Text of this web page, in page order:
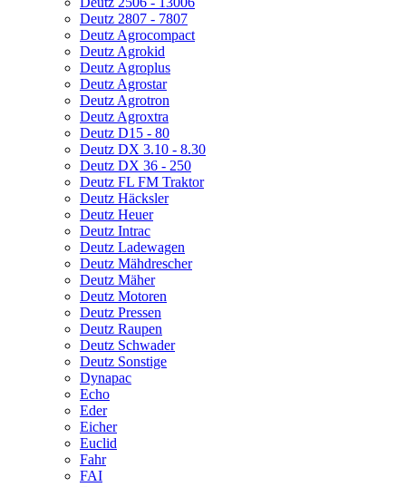
Deutz 2807 - 7807
Deutz Agrocompact
Deutz Agrokid
Deutz Agroplus
Deutz Agrostar
Deutz Agrotron
Deutz Agroxtra
Deutz D15 - 80
Deutz DX 3.10 - 8.30
Deutz DX 36 - 250
Deutz FL FM Traktor
Deutz Häcksler
Deutz Heuer
Deutz Intrac
Deutz Ladewagen
Deutz Mähdrescher
Deutz Mäher
Deutz Motoren
Deutz Pressen
Deutz Raupen
Deutz Schwader
Deutz Sonstige
Dynapac
Echo
Eder
Eicher
Euclid
Fahr
FAI